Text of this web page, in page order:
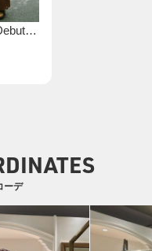
【2026SS Debut】【Dhritië】【手洗い可】ヘムレースパンツ
ーデ